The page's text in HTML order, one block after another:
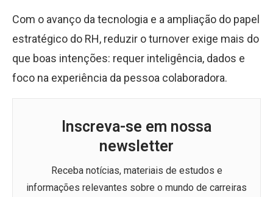
Com o avanço da tecnologia e a ampliação do papel
estratégico do RH, reduzir o turnover exige mais do
que boas intenções: requer inteligência, dados e
foco na experiência da pessoa colaboradora.
Inscreva-se em nossa
newsletter
Receba notícias, materiais de estudos e
informações relevantes sobre o mundo de carreiras